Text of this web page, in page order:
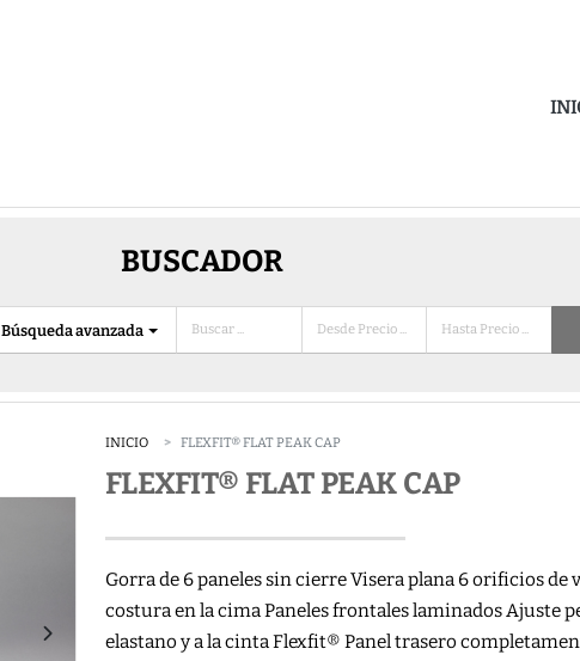
BUSCADOR
Búsqueda avanzada
INICIO FLEXFIT® FLAT PEAK CAP
FLEXFIT® FLAT PEAK CAP
Gorra de 6 paneles sin cierre Visera plana 6 orificios de
costura en la cima Paneles frontales laminados Ajuste
elastano y a la cinta Flexfit® Panel trasero